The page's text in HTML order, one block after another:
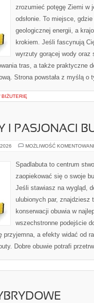
zrozumieć potęgę Ziemi w
odsłonie. To miejsce,
geologicznej energii, a
krokiem. Jeśli fascynują
wyrzuty gorącej wody oraz
tras, a także praktyczne
Strona powstała z myślą
BIŻUTERIĘ
I PASJONACI
MOŻLIWOŚĆ
Spadlabuta to centrum
zaopiekować się o swoje
Jeśli stawiasz na wygląd,
ulubionych par, znajdziesz
konserwacji obuwia w
wszechstronne podejście
przyjemna, a efekty widać od
Dobre obuwie potrafi